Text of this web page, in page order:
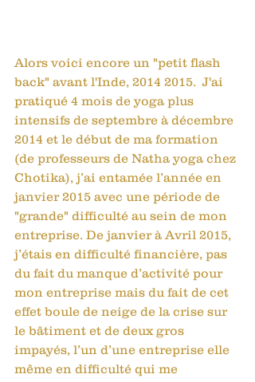
Alors voici encore un "petit flash
back" avant l'Inde, 2014 2015.  J'ai
pratiqué 4 mois de yoga plus
intensifs de septembre à décembre
2014 et le début de ma formation
(de professeurs de Natha yoga chez
Chotika), j’ai entamée l’année en
janvier 2015 avec une période de
"grande" difficulté au sein de mon
entreprise. De janvier à Avril 2015,
j’étais en difficulté financière, pas
du fait du manque d’activité pour
mon entreprise mais du fait de cet
effet boule de neige de la crise sur
le bâtiment et de deux gros
impayés, l’un d’une entreprise elle
même en difficulté qui me